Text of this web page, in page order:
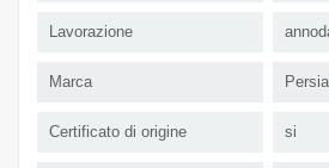
Lavorazione
Marca
Certificato di origine si